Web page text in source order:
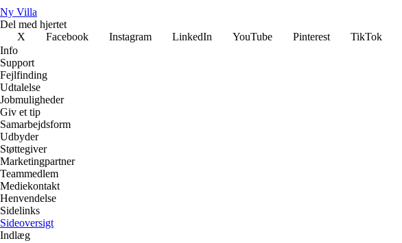
Ny Villa
Del med hjertet
X
Facebook Instagram LinkedIn YouTube Pinterest TikTok
Info
Support
Fejlfinding
Udtalelse
Jobmuligheder
Giv et tip
Samarbejdsform
Udbyder
Støttegiver
Marketingpartner
Teammedlem
Mediekontakt
Henvendelse
Sidelinks
Sideoversigt
Indlæg